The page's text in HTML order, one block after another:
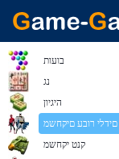
בועות
נג
היגיון
םידלי רובע םיקחשמ
קנט יקחשמ